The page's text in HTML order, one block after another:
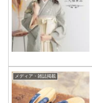
メディア・雑誌掲載